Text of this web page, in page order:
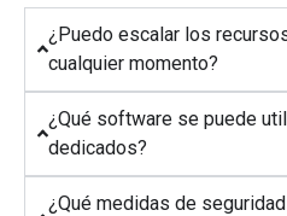
¿Puedo escalar los
cualquier momento?
¿Qué software se puede
dedicados?
¿Qué medidas de